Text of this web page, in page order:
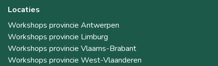
Locaties
Workshops provincie Antwerpen
Workshops provincie Limburg
Workshops provincie Vlaams-Brabant
Workshops provincie West-Vlaanderen